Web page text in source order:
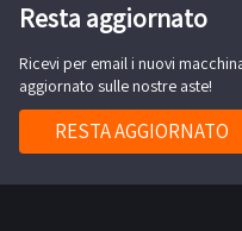
Resta aggiornato
Ricevi per email i nuovi
aggiornato sulle nostre aste!
RESTA AGGIORNATO